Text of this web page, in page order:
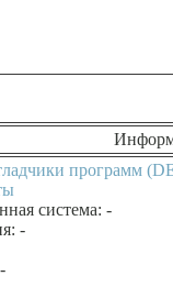
программ
система: -
-